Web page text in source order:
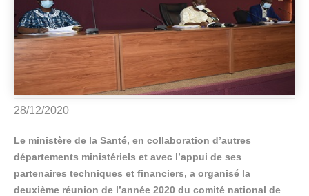
28/12/2020
Le ministère de la Santé, en collaboration d’autres
départements ministériels et avec l’appui de ses
partenaires techniques et financiers, a organisé la
deuxième réunion de l’année 2020 du comité national de